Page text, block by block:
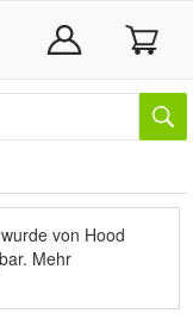
von Hood
Mehr